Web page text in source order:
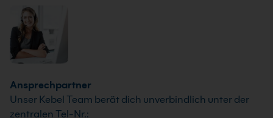
Ansprechpartner
Unser Kebel Team berät dich unverbindlich unter der
zentralen Tel-Nr.: